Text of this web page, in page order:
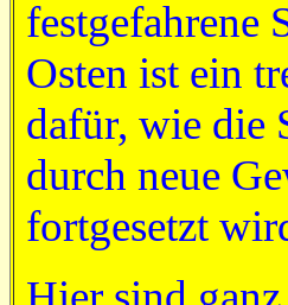
festgefahrene
Osten ist ein
dafür, wie die
durch neue
fortgesetzt